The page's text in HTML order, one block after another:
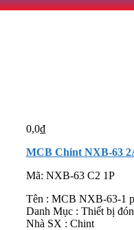
0,0₫
MCB Chint NXB-63
Mã: NXB-63 C2 1P
Tên : MCB NXB-63-1
Danh Mục : Thiết bị
Nhà SX : Chint